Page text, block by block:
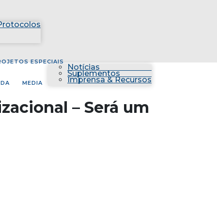
ESPECIAIS
MEDIA
Notícias
Suplementos
Imprensa & Recursos
– Será um